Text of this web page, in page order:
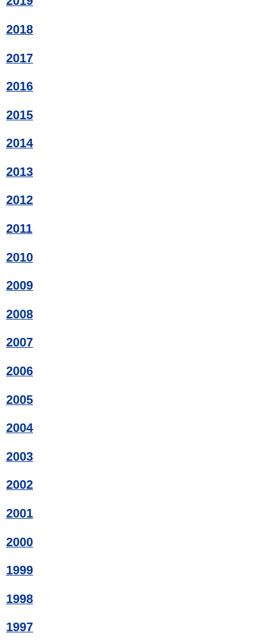
2018
2017
2016
2015
2014
2013
2012
2011
2010
2009
2008
2007
2006
2005
2004
2003
2002
2001
2000
1999
1998
1997